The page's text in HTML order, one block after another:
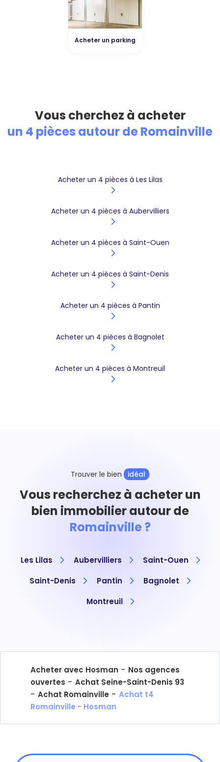
Acheter un parking
Vous cherchez à acheter
un 4 pièces autour de Romainville
Acheter un 4 pièces à Les Lilas
Acheter un 4 pièces à Aubervilliers
Acheter un 4 pièces à Saint-Ouen
Acheter un 4 pièces à Saint-Denis
Acheter un 4 pièces à Pantin
Acheter un 4 pièces à Bagnolet
Acheter un 4 pièces à Montreuil
Trouver le bien idéal
Vous recherchez à acheter un
bien immobilier autour de
Romainville ?
Les Lilas Aubervilliers
Saint-Ouen
Saint-Denis
Pantin
Bagnolet
Montreuil
Acheter avec Hosman - Nos agences
ouvertes - Achat Seine-Saint-Denis 93
- Achat Romainville - Achat t4
Romainville - Hosman